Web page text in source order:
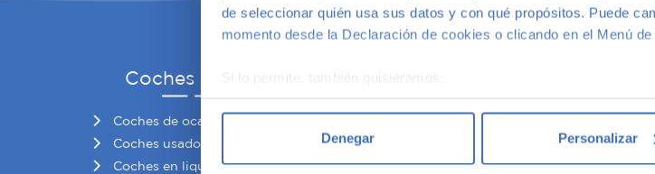
de seleccionar quién usa sus datos y con qué propósitos. Puede
momento desde la Declaración de cookies o clicando en el Menú
Si lo permite, también quisiéramos:
Recopilar información sobre su ubicación geográfica que
Obtenga más información sobre cómo se procesan sus datos
Denegar Personalizar
Coches de ocasión
Coches de ocasión
Coches usados baratos
Coches en liquidación
Búsquedas populares
Coches diésel de segunda mano
Coches gasolina de segunda mano
Coches automáticos